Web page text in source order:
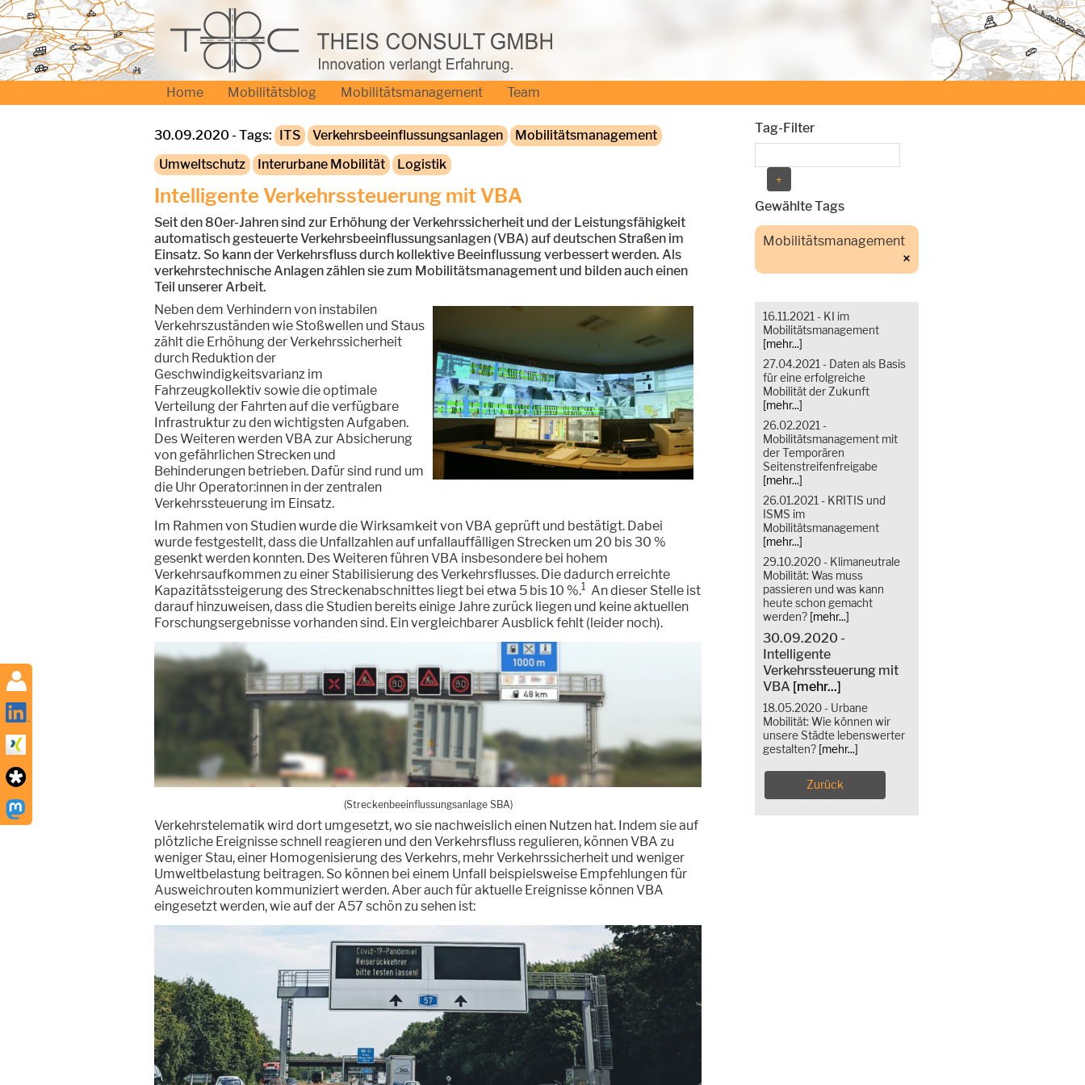
Home Mobilitätsblog Mobilitätsmanagement Team
30.09.2020 - Tags: ITS Verkehrsbeeinflussungsanlagen
Mobilitätsmanagement
Umweltschutz
Interurbane Mobilität Logistik
Intelligente Verkehrssteuerung mit VBA
Seit den 80er-Jahren sind zur Erhöhung der Verkehrssicherheit und der Leistungsfähigkeit
automatisch gesteuerte Verkehrsbeeinflussungsanlagen (VBA) auf deutschen Straßen im
Einsatz. So kann der Verkehrsfluss durch kollektive Beeinflussung verbessert werden. Als
verkehrstechnische Anlagen zählen sie zum Mobilitätsmanagement und bilden auch einen
Teil unserer Arbeit.
Neben dem Verhindern von instabilen
Verkehrszuständen wie Stoßwellen und Staus
zählt die Erhöhung der Verkehrssicherheit
durch Reduktion der
Geschwindigkeitsvarianz im
Fahrzeugkollektiv sowie die optimale
Verteilung der Fahrten auf die verfügbare
Infrastruktur zu den wichtigsten Aufgaben.
Des Weiteren werden VBA zur Absicherung
von gefährlichen Strecken und
Behinderungen betrieben. Dafür sind rund um
die Uhr Operator:innen in der zentralen
Verkehrssteuerung im Einsatz.
Im Rahmen von Studien wurde die Wirksamkeit von VBA geprüft und bestätigt. Dabei
wurde festgestellt, dass die Unfallzahlen auf unfallauffälligen Strecken um 20 bis 30 %
gesenkt werden konnten. Des Weiteren führen VBA insbesondere bei hohem
Verkehrsaufkommen zu einer Stabilisierung des Verkehrsflusses. Die dadurch erreichte
Kapazitätssteigerung des Streckenabschnittes liegt bei etwa 5 bis 10 %.1 An dieser Stelle ist
darauf hinzuweisen, dass die Studien bereits einige Jahre zurück liegen und keine aktuellen
Forschungsergebnisse vorhanden sind. Ein vergleichbarer Ausblick fehlt (leider noch).
(Streckenbeeinflussungsanlage SBA)
Verkehrstelematik wird dort umgesetzt, wo sie nachweislich einen Nutzen hat. Indem sie auf
plötzliche Ereignisse schnell reagieren und den Verkehrsfluss regulieren, können VBA zu
weniger Stau, einer Homogenisierung des Verkehrs, mehr Verkehrssicherheit und weniger
Umweltbelastung beitragen. So können bei einem Unfall beispielsweise Empfehlungen für
Ausweichrouten kommuniziert werden. Aber auch für aktuelle Ereignisse können VBA
eingesetzt werden, wie auf der A57 schön zu sehen ist:
Tag-Filter
Gewählte Tags
Mobilitätsmanagement
16.11.2021 - KI im
Mobilitätsmanagement
[mehr...]
27.04.2021 - Daten als Basis
für eine erfolgreiche
Mobilität der Zukunft
[mehr...]
26.02.2021 -
Mobilitätsmanagement mit
der Temporären
Seitenstreifenfreigabe
[mehr...]
26.01.2021 - KRITIS und
ISMS im
Mobilitätsmanagement
[mehr...]
29.10.2020 - Klimaneutrale
Mobilität: Was muss
passieren und was kann
heute schon gemacht
werden? [mehr...]
30.09.2020 -
Intelligente
Verkehrssteuerung mit
VBA [mehr...]
18.05.2020 - Urbane
Mobilität: Wie können wir
unsere Städte lebenswerter
gestalten? [mehr...]
Zurück